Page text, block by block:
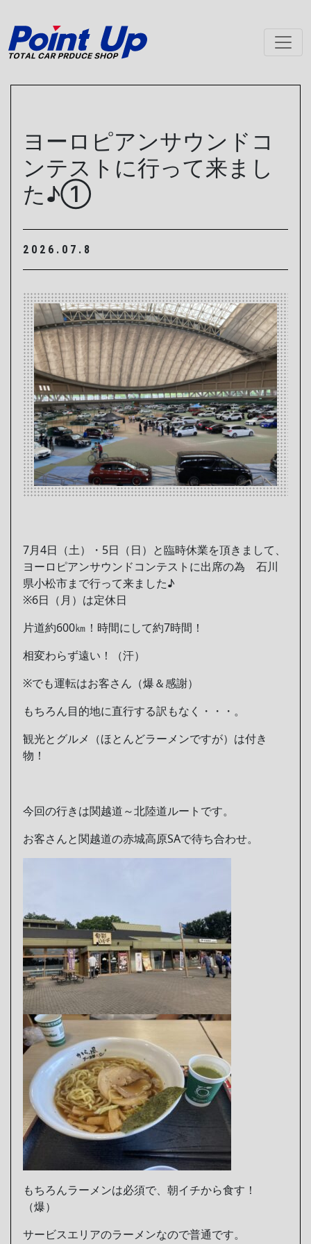
メインナビゲーション
ヨーロピアンサウンドコ
ンテストに行って来まし
た♪①
2026.07.8
7月4日（土）・5日（日）と臨時休業を頂きまして、
ヨーロピアンサウンドコンテストに出席の為 石川
県小松市まで行って来ました♪
※6日（月）は定休日
片道約600㎞！時間にして約7時間！
相変わらず遠い！（汗）
※でも運転はお客さん（爆＆感謝）
もちろん目的地に直行する訳もなく・・・。
観光とグルメ（ほとんどラーメンですが）は付き
物！
今回の行きは関越道～北陸道ルートです。
お客さんと関越道の赤城高原SAで待ち合わせ。
もちろんラーメンは必須で、朝イチから食す！
（爆）
サービスエリアのラーメンなので普通です。